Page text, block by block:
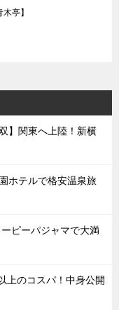
亭】
】関東へ上陸！新横
ホテルで格安温泉旅
ピーパジャマで大満
上のコスパ！中身公開